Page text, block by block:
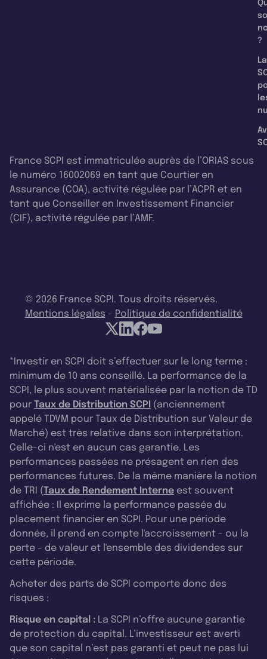
?
La
France SCPI est immatriculée auprès de l’ORIAS sous
le numéro 16002069 en tant que Courtier en
Assurance (COA), activité régulée par l’ACPR et en
tant que Conseiller en Investissement Financier
(CIF), activité régulée par l’AMF.
© 2026 France SCPI. Tous droits réservés.
Mentions légales - Politique de confidentialité
*Investir en SCPI doit s’effectuer sur le long terme :
minimum de 10 ans conseillé. La performance de la
SCPI, le plus souvent matérialisée par la notion de TD
pour Taux de Distribution SCPI (anciennement
appelé TDVM pour Taux de Distribution sur Valeur de
Marché) est très relative dans son interprétation.
Celle-ci n'est en aucun cas garantie. Les
performances passées ne présagent en rien des
performances futures. De la même manière la notion
de TRI (Taux de Rendement Interne est souvent
affichée : Il exprime la performance passée du
placement financier en SCPI. Pour une période
donnée, il prend en compte l'accroissement - ou la
perte - de valeur et l'ensemble des dividendes sur
cette période.
Acheter des parts de SCPI comporte donc des
risques :
Risque en capital : La SCPI n’offre aucune garantie
de protection du capital. L’investisseur est averti
que son capital n’est pas garanti et peut ne pas lui